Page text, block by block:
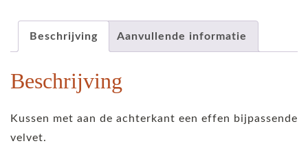
Beschrijving Aanvullende informatie
Beschrijving
Kussen met aan de achterkant een effen bijpassende
velvet.